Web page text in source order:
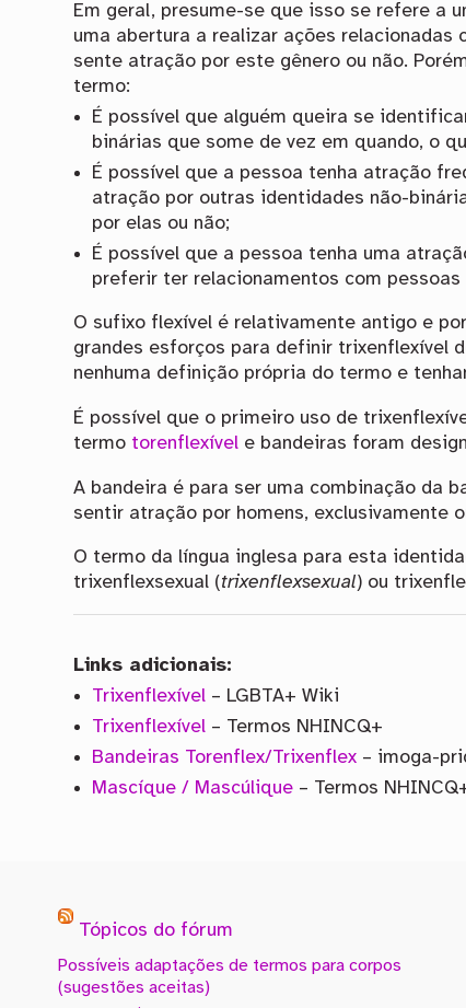
Em geral, presume-se que isso se refere a
uma abertura a realizar ações relacionadas
sente atração por este gênero ou não.
termo:
É possível que alguém queira se
binárias que some de vez em quando, o
É possível que a pessoa tenha atração
atração por outras identidades não-
por elas ou não;
É possível que a pessoa tenha uma
preferir ter relacionamentos com
O sufixo flexível é relativamente antigo e
grandes esforços para definir trixenflexível
nenhuma definição própria do termo e
É possível que o primeiro uso de
termo torenflexível e bandeiras foram
A bandeira é para ser uma combinação da
sentir atração por homens, exclusivamente
O termo da língua inglesa para esta
trixenflexsexual (trixenflexsexual) ou
Links adicionais:
Trixenflexível– LGBTA+ Wiki
Trixenflexível– Termos NHINCQ+
Bandeiras Torenflex/Trixenflex– imoga-
Mascíque / Mascúlique– Termos
Tópicos do fórum
Possíveis adaptações de termos para corpos
(sugestões aceitas)